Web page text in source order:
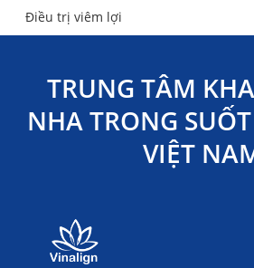
Điều trị viêm lợi
TRUNG TÂM
NHA TRONG
VIỆT